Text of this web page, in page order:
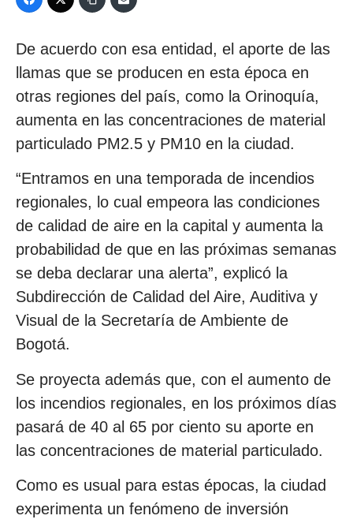
De acuerdo con esa entidad, el aporte de las
llamas que se producen en esta época en
otras regiones del país, como la Orinoquía,
aumenta en las concentraciones de material
particulado PM2.5 y PM10 en la ciudad.
“Entramos en una temporada de incendios
regionales, lo cual empeora las condiciones
de calidad de aire en la capital y aumenta la
probabilidad de que en las próximas semanas
se deba declarar una alerta”, explicó la
Subdirección de Calidad del Aire, Auditiva y
Visual de la Secretaría de Ambiente de
Bogotá.
Se proyecta además que, con el aumento de
los incendios regionales, en los próximos días
pasará de 40 al 65 por ciento su aporte en
las concentraciones de material particulado.
Como es usual para estas épocas, la ciudad
experimenta un fenómeno de inversión